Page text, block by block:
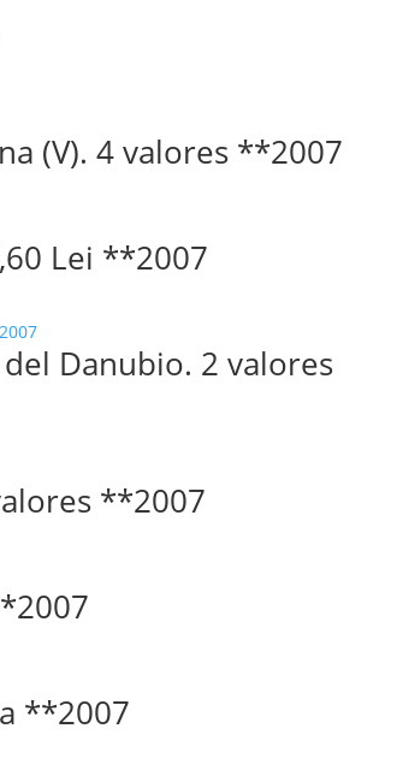
(V). 4 valores **2007
Lei **2007
Danubio. 2 valores
**2007
**2007